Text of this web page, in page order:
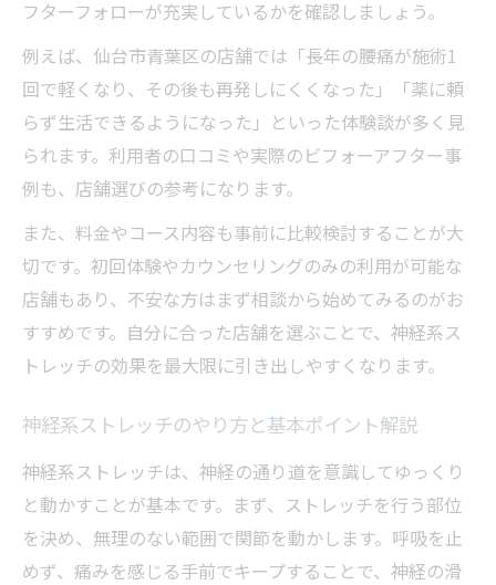
階段や歩行も快適に変える神経系ストレッ
チ効果
神経系ストレッチ継続で実感する体の変化
仙台の店舗利用者が語る日常動作改善の実
例
神経系ストレッチで再発防止を目指す生活
習慣
フターフォローが充実しているかを確認しましょう。
例えば、仙台市青葉区の店舗では「長年の腰痛が施術1
回で軽くなり、その後も再発しにくくなった」「薬に頼
らず生活できるようになった」といった体験談が多く見
られます。利用者の口コミや実際のビフォーアフター事
例も、店舗選びの参考になります。
また、料金やコース内容も事前に比較検討することが大
切です。初回体験やカウンセリングのみの利用が可能な
店舗もあり、不安な方はまず相談から始めてみるのがお
すすめです。自分に合った店舗を選ぶことで、神経系ス
トレッチの効果を最大限に引き出しやすくなります。
神経系ストレッチのやり方と基本ポイント解説
神経系ストレッチは、神経の通り道を意識してゆっくり
と動かすことが基本です。まず、ストレッチを行う部位
を決め、無理のない範囲で関節を動かします。呼吸を止
めず、痛みを感じる手前でキープすることで、神経の滑